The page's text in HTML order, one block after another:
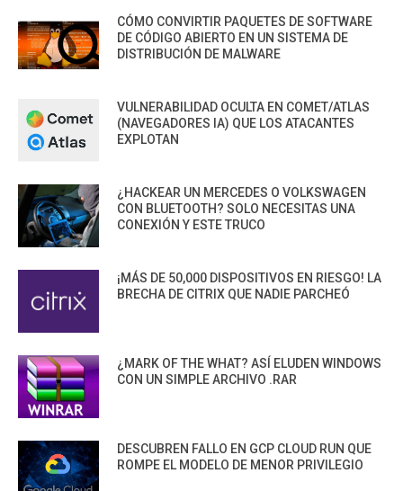
CÓMO CONVIRTIR PAQUETES DE SOFTWARE
DE CÓDIGO ABIERTO EN UN SISTEMA DE
DISTRIBUCIÓN DE MALWARE
VULNERABILIDAD OCULTA EN COMET/ATLAS
(NAVEGADORES IA) QUE LOS ATACANTES
EXPLOTAN
¿HACKEAR UN MERCEDES O VOLKSWAGEN
CON BLUETOOTH? SOLO NECESITAS UNA
CONEXIÓN Y ESTE TRUCO
¡MÁS DE 50,000 DISPOSITIVOS EN RIESGO! LA
BRECHA DE CITRIX QUE NADIE PARCHEÓ
¿MARK OF THE WHAT? ASÍ ELUDEN WINDOWS
CON UN SIMPLE ARCHIVO .RAR
DESCUBREN FALLO EN GCP CLOUD RUN QUE
ROMPE EL MODELO DE MENOR PRIVILEGIO